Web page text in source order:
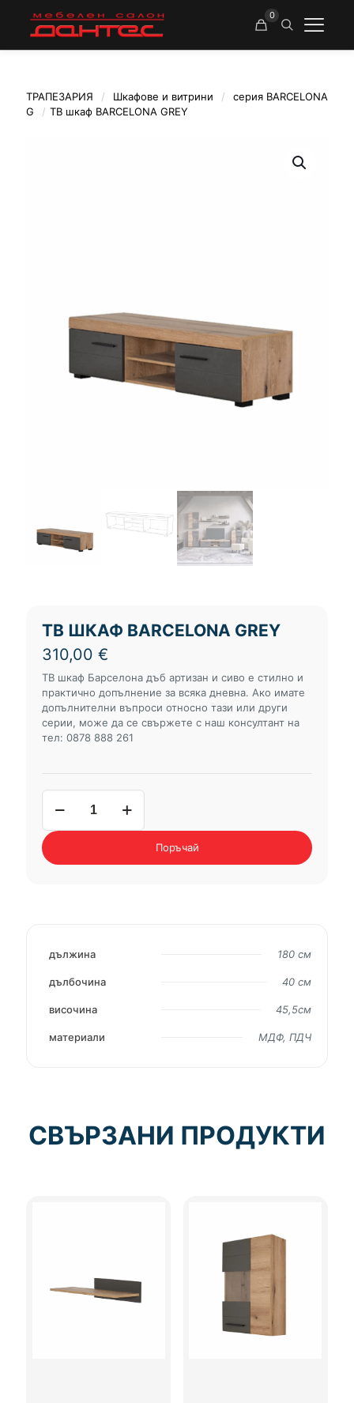
0
ТРАПЕЗАРИЯ / Шкафове и витрини /
серия BARCELONA
G
/ ТВ шкаф BARCELONA GREY
ТВ ШКАФ BARCELONA GREY
310,00 €
ТВ шкаф Барселона дъб артизан и сиво е стилно и
практично допълнение за всяка дневна. Ако имате
допълнителни въпроси относно тази или други
серии, може да се свържете с наш консултант на
тел: 0878 888 261
шкаф
BARCELONA
Поръчай
дължина 180 см
дълбочина 40 см
височина 45,5см
материали МДФ, ПДЧ
СВЪРЗАНИ ПРОДУКТИ